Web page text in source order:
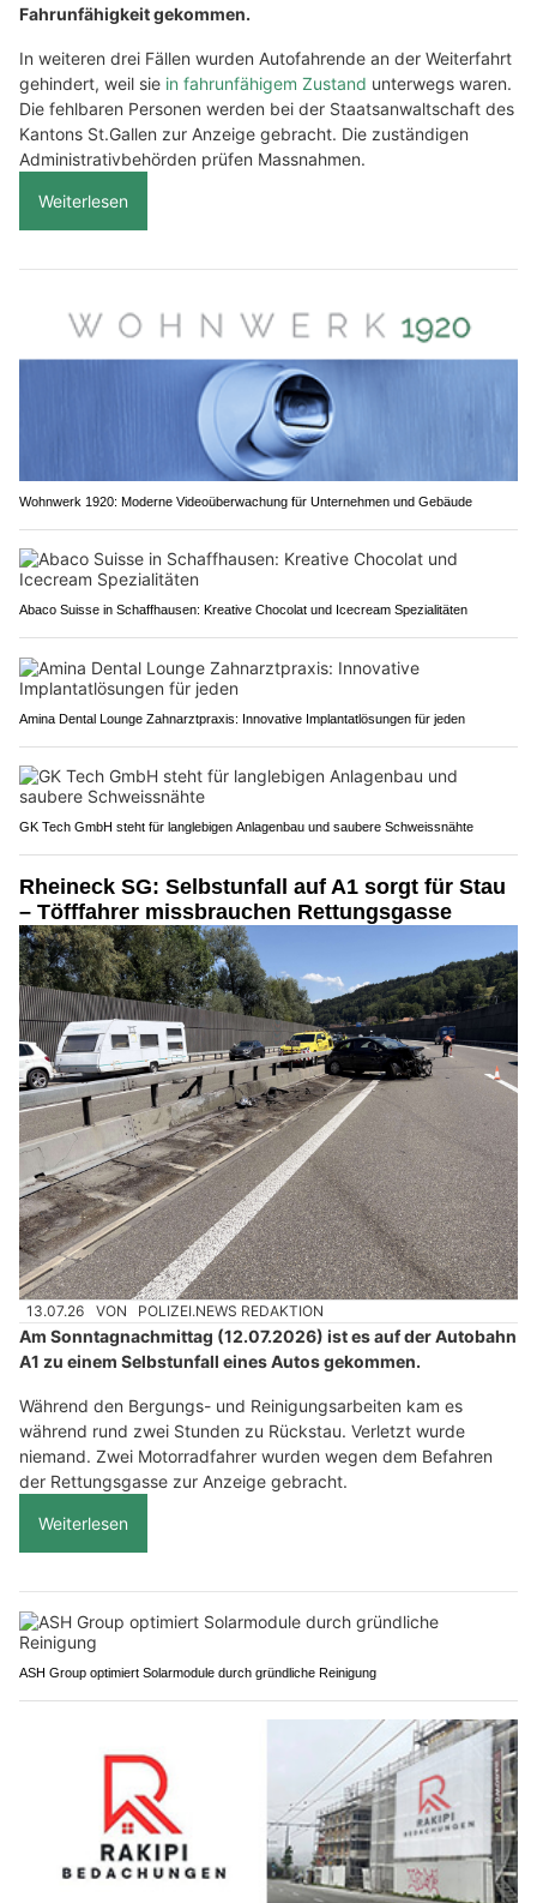
Fahrunfähigkeit gekommen.
In weiteren drei Fällen wurden Autofahrende an der Weiterfahrt
gehindert, weil sie in fahrunfähigem Zustand unterwegs waren.
Die fehlbaren Personen werden bei der Staatsanwaltschaft des
Kantons St.Gallen zur Anzeige gebracht. Die zuständigen
Administrativbehörden prüfen Massnahmen.
Weiterlesen
Wohnwerk 1920: Moderne Videoüberwachung für Unternehmen und Gebäude
Abaco Suisse in Schaffhausen: Kreative Chocolat und Icecream Spezialitäten
Amina Dental Lounge Zahnarztpraxis: Innovative Implantatlösungen für jeden
GK Tech GmbH steht für langlebigen Anlagenbau und saubere Schweissnähte
Rheineck SG: Selbstunfall auf A1 sorgt für Stau
– Töfffahrer missbrauchen Rettungsgasse
13.07.26 VON POLIZEI.NEWS REDAKTION
Am Sonntagnachmittag (12.07.2026) ist es auf der Autobahn
A1 zu einem Selbstunfall eines Autos gekommen.
Während den Bergungs- und Reinigungsarbeiten kam es
während rund zwei Stunden zu Rückstau. Verletzt wurde
niemand. Zwei Motorradfahrer wurden wegen dem Befahren
der Rettungsgasse zur Anzeige gebracht.
Weiterlesen
ASH Group optimiert Solarmodule durch gründliche Reinigung